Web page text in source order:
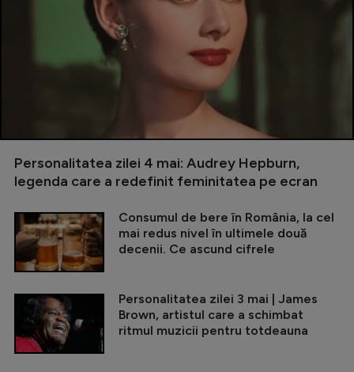
Personalitatea zilei 4 mai: Audrey Hepburn,
legenda care a redefinit feminitatea pe ecran
Consumul de bere în România, la cel
mai redus nivel în ultimele două
decenii. Ce ascund cifrele
Personalitatea zilei 3 mai | James
Brown, artistul care a schimbat
ritmul muzicii pentru totdeauna